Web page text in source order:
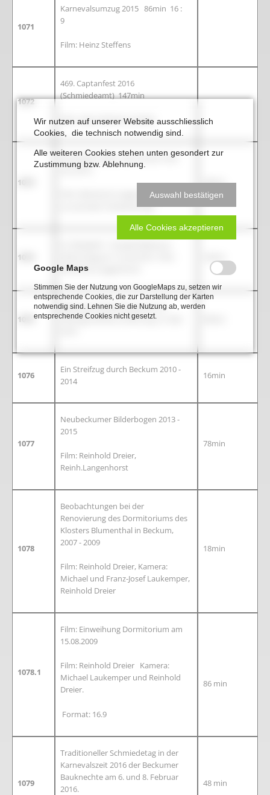
1071
Karnevalsumzug 2015 86min 16 :
9
Film: Heinz Steffens
1072
469. Captanfest 2016
(Schmiedeamt) 147min
Film: Heinz Richter (3 DVD)
1073
Rumskedi Helau Elm-Straot men
tau 2015,
Film: Reinhard Langenhorst, (Nur
zur privaten Verwendung)
28min
1074
Reinhard Langenhorst
1075
Beckumer Zementmuseum in
Köttings Mühle, Eröffnung 12. Mai
1076
Ein Streifzug durch Beckum 2010 -
2014
16min
1077
Neubeckumer Bilderbogen 2013 -
2015
Film: Reinhold Dreier,
Reinh.Langenhorst
78min
1078
Beobachtungen bei der
Renovierung des Dormitoriums des
Klosters Blumenthal in Beckum,
2007 - 2009
Film: Reinhold Dreier, Kamera:
Michael und Franz-Josef Laukemper,
Reinhold Dreier
18min
1078.1
Film: Einweihung Dormitorium am
15.08.2009
Film: Reinhold Dreier Kamera:
Michael Laukemper und Reinhold
Dreier.
Format: 16.9
86 min
1079
Traditioneller Schmiedetag in der
Karnevalszeit 2016 der Beckumer
Bauknechte am 6. und 8. Februar
2016.
48 min
Wir nutzen auf unserer Website ausschliesslich
Cookies, die technisch notwendig sind.
Alle weiteren Cookies stehen unten gesondert zur
Zustimmung bzw. Ablehnung.
Auswahl bestätigen
Alle Cookies akzeptieren
Google Maps
Stimmen Sie der Nutzung von GoogleMaps zu, setzen wir
entsprechende Cookies, die zur Darstellung der Karten
notwendig sind. Lehnen Sie die Nutzung ab, werden
entsprechende Cookies nicht gesetzt.